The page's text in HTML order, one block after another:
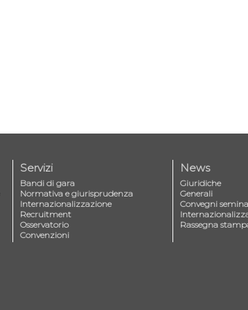
Servizi
Bandi di gara
Normativa e giurisprudenza
Internazionalizzazione
Recruitment
Osservatorio
Convenzioni
News
Giuridiche
Generali
Convegni
Rassegna